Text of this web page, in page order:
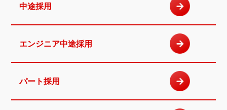
中途採用
エンジニア中途採用
パート採用